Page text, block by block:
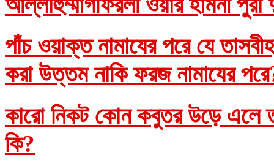
পাঁচ ওয়াক্ত নামাযের পরে যে
করা উত্তম নাকি ফরজ নামাযের
কারো নিকট কোন কবুতর উড়ে এলে
কি?